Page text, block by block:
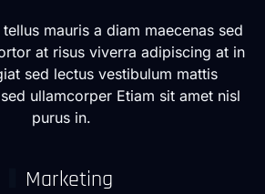
mauris a diam maecenas sed
at risus viverra adipiscing at in
sed lectus vestibulum mattis
ullamcorper Etiam sit amet nisl
purus in.
Marketing